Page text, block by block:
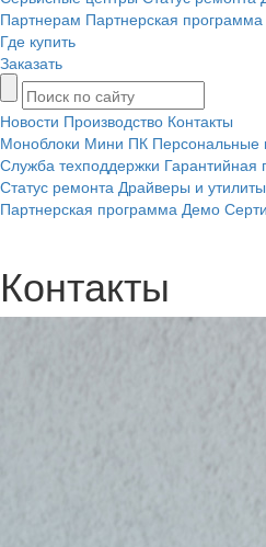
Партнерам Партнерская программа
Где купить
Заказать
Новости Производство Контакты
Моноблоки Мини ПК Персональные
Служба техподдержки Гарантийная
Статус ремонта Драйверы и утилиты
Партнерская программа Демо
Контакты